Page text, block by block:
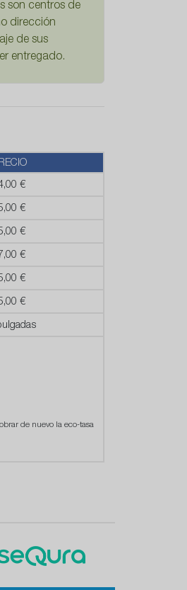
son centros de
dirección
de sus
entregado.
€
€
€
€
€
€
de nuevo la eco-tasa